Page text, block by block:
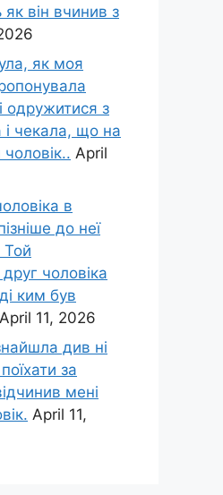
він вчинив з
як моя
одружитися з
чекала, що на
чоловік.. April
в
до неї
Той
чоловіка
ким був
April 11, 2026
див ні
за
мені
April 11,